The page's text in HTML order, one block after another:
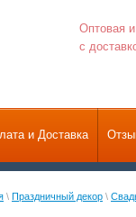
Оптовая
с
и Доставка
\ Праздничный декор \